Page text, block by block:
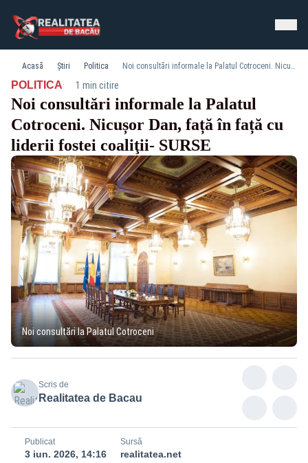
Acasă Știri Politica Noi consultări informale la Palatul Cotroceni. Nicușor Dan, față în față cu liderii fostei coaliţii- SURSE
POLITICA· 1 min citire
Noi consultări informale la Palatul
Cotroceni. Nicușor Dan, față în față cu
liderii fostei coaliţii- SURSE
Noi consultări la Palatul Cotroceni
Scris de
Realitatea de Bacau
Publicat
3 iun. 2026, 14:16
Sursă
realitatea.net